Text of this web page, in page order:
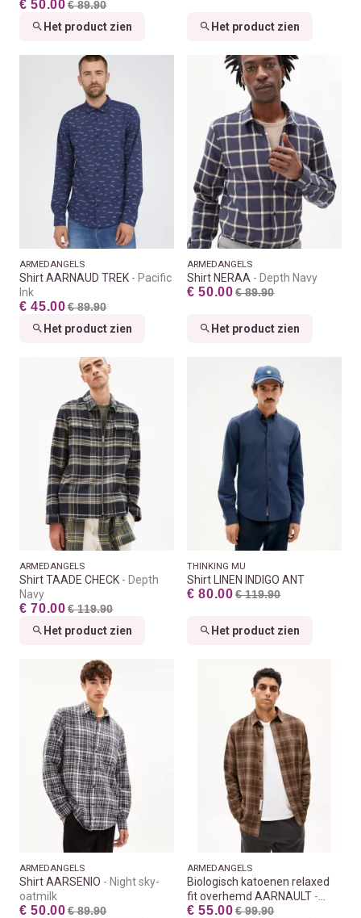
€ 50.00 € 89.90
Het product zien
Het product zien
ARMEDANGELS
Shirt AARNAUD TREK
Pacific
Ink
€ 45.00 € 89.90
Het product zien
ARMEDANGELS
Shirt NERAA Depth Navy
€ 50.00 € 89.90
Het product zien
ARMEDANGELS
Shirt TAADE CHECK
Depth
Navy
€ 70.00 € 119.90
Het product zien
THINKING MU
Shirt LINEN INDIGO ANT
€ 80.00 € 119.90
Het product zien
ARMEDANGELS
Shirt AARSENIO
Night sky-
oatmilk
€ 50.00 € 89.90
ARMEDANGELS
Biologisch katoenen relaxed
fit overhemd AARNAULT
Earth-cinnamon dust
€ 55.00 € 99.90